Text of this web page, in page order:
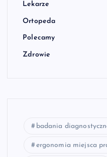
Lekarze
Ortopeda
Polecamy
Zdrowie
badania
ergonomia miejsca